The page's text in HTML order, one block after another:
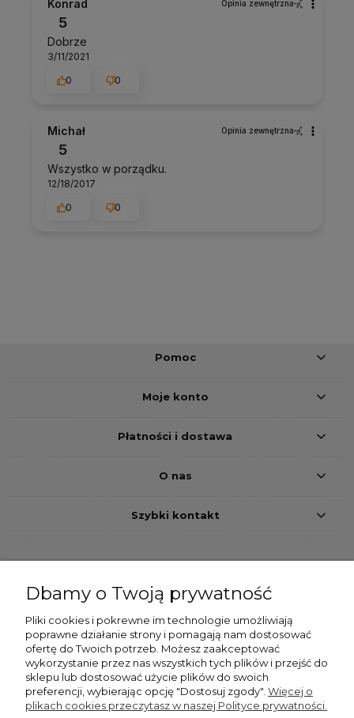
Konrad Opinia zewnętrzna
5
Dobrze
3/11/2021
0
0
Michał Opinia zewnętrzna
5
Wszystko w porządku.
12/18/2017
0
0
Pomoc
Moje konto
Płatności i dostawa
O nas
Szybki kontakt
Dostawa
Dbamy o Twoją prywatność
Pliki cookies i pokrewne im technologie umożliwiają
poprawne działanie strony i pomagają nam dostosować
ofertę do Twoich potrzeb. Możesz zaakceptować
wykorzystanie przez nas wszystkich tych plików i przejść do
sklepu lub dostosować użycie plików do swoich
preferencji, wybierając opcję "Dostosuj zgody". Więcej o
plikach cookies przeczytasz w naszej Polityce prywatności.